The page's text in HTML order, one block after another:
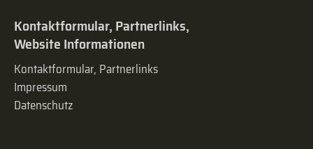
Kontaktformular, Partnerlinks,
Website Informationen
Kontaktformular, Partnerlinks
Impressum
Datenschutz